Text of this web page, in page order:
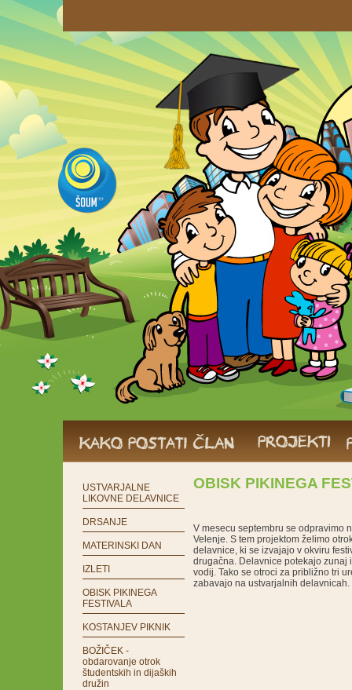
USTVARJALNE
LIKOVNE DELAVNICE
DRSANJE
MATERINSKI DAN
IZLETI
OBISK PIKINEGA
FESTIVALA
KOSTANJEV PIKNIK
BOŽIČEK -
obdarovanje otrok
študentskih in dijaških
družin
OBISK PIKINEGA
V mesecu septembru se odpravimo
Velenje. S tem projektom želimo
delavnice, ki se izvajajo v okviru
drugačna. Delavnice potekajo zunaj
vodij. Tako se otroci za približno tri
zabavajo na ustvarjalnih delavnicah.